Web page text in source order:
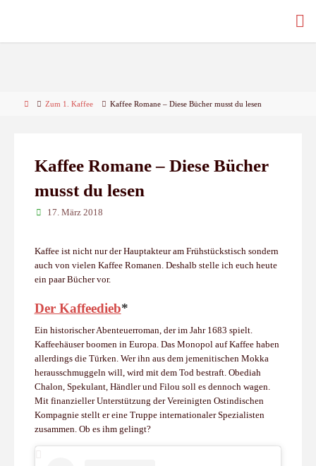
HomeZum 1. Kaffee Kaffee Romane – Diese Bücher musst du lesen
Kaffee Romane – Diese Bücher
musst du lesen
17. März 2018
Kaffee ist nicht nur der Hauptakteur am Frühstückstisch sondern
auch von vielen Kaffee Romanen. Deshalb stelle ich euch heute
ein paar Bücher vor.
Der Kaffeedieb*
Ein historischer Abenteuerroman, der im Jahr 1683 spielt.
Kaffeehäuser boomen in Europa. Das Monopol auf Kaffee haben
allerdings die Türken. Wer ihn aus dem jemenitischen Mokka
herausschmuggeln will, wird mit dem Tod bestraft. Obediah
Chalon, Spekulant, Händler und Filou soll es dennoch wagen.
Mit finanzieller Unterstützung der Vereinigten Ostindischen
Kompagnie stellt er eine Truppe internationaler Spezialisten
zusammen. Ob es ihm gelingt?